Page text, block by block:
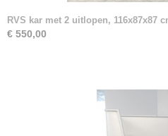
RVS kar met 2 uitlopen, 116x87x87
€ 550,00